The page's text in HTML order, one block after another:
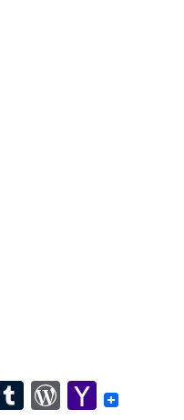
Tumblr
WordPress
Yahoo